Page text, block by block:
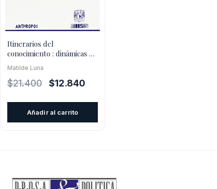
Itinerarios del
conocimiento : dinámicas y
Matilde Luna
$21.400
El
$12.840
Añadir al carrito